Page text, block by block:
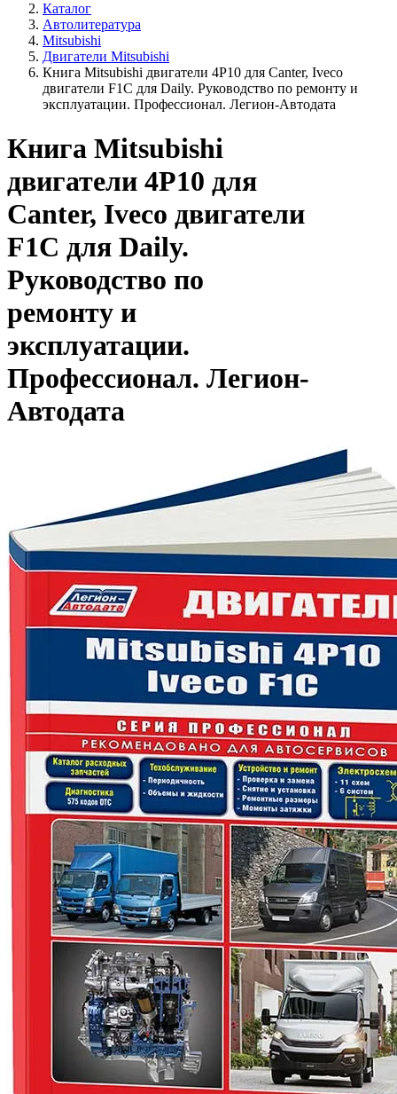
Каталог
Автолитература
Mitsubishi
Двигатели Mitsubishi
Книга Mitsubishi двигатели 4P10 для Canter, Iveco
двигатели F1C для Daily. Руководство по ремонту и
эксплуатации. Профессионал. Легион-Aвтодата
Книга Mitsubishi
двигатели 4P10 для
Canter, Iveco двигатели
F1C для Daily.
Руководство по
ремонту и
эксплуатации.
Профессионал. Легион-
Aвтодата